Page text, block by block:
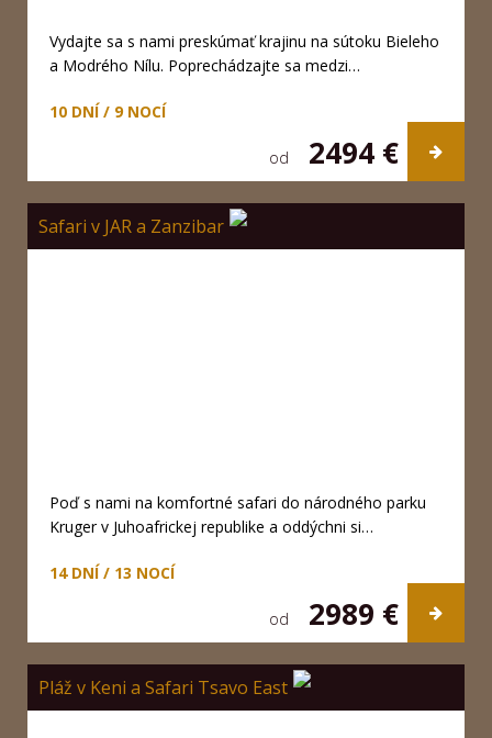
Vydajte sa s nami preskúmať krajinu na sútoku Bieleho
a Modrého Nílu. Poprechádzajte sa medzi…
10 DNÍ / 9 NOCÍ
od 2494 €
Safari v JAR a Zanzibar
Poď s nami na komfortné safari do národného parku
Kruger v Juhoafrickej republike a oddýchni si…
14 DNÍ / 13 NOCÍ
od 2989 €
Pláž v Keni a Safari Tsavo East